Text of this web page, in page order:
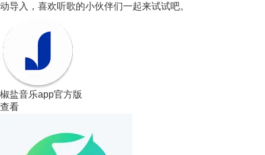
动导入，喜欢听歌的小伙伴们一起来试试吧。
椒盐音乐app官方版
查看